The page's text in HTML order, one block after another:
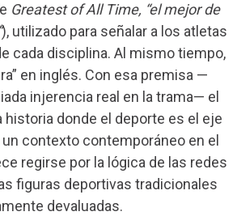
Greatest of All Time, “el mejor de
), utilizado para señalar a los atletas
cada disciplina. Al mismo tiempo,
en inglés. Con esa premisa —
injerencia real en la trama— el
donde el deporte es el eje
contexto contemporáneo en el
regirse por la lógica de las redes
figuras deportivas tradicionales
devaluadas.